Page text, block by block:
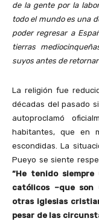
de la gente por la
todo el mundo es una
poder regresar a
tierras
suyos antes de
La religión fue
décadas del pasado
autoproclamó
habitantes, que en
escondidas. La
Pueyo se siente
“He tenido
católicos –que son
otras iglesias
pesar de las